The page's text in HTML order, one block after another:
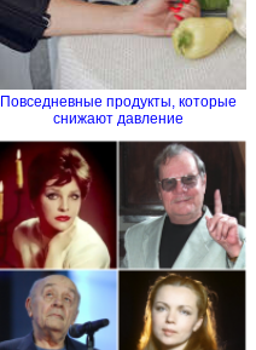
Повседневные продукты, которые
снижают давление